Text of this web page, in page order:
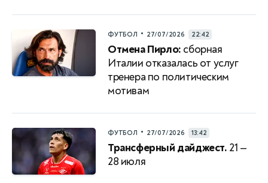
ФУТБОЛ • 27/07/2026 22:42
Отмена Пирло: сборная
Италии отказалась от услуг
тренера по политическим
мотивам
ФУТБОЛ • 27/07/2026 13:42
Трансферный дайджест. 21 —
28 июля